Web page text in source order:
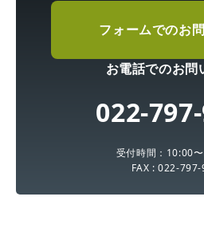
フォームでのお
お電話でのお問
022-
受付時間：10:00
FAX : 022-